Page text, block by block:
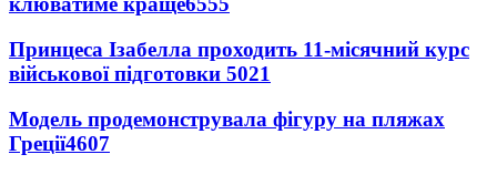
Принцеса Ізабелла проходить 11-місячний курс
військової підготовки 5021
Модель продемонструвала фігуру на пляжах
Греції4607